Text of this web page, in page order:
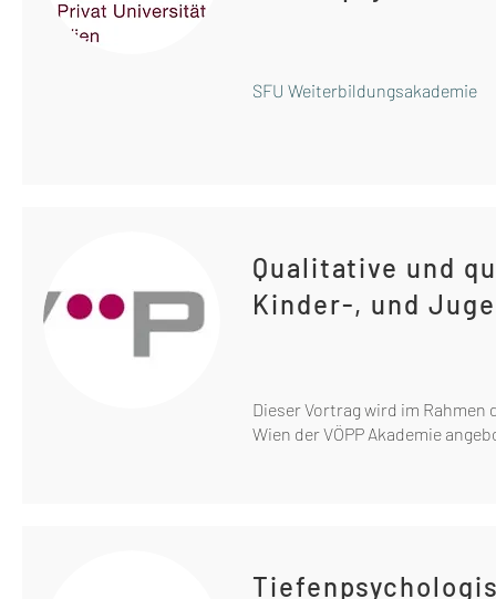
SFU Weiterbildungsakademie
Qualitative und
Kinder-, und
Dieser Vortrag wird im
Wien der VÖPP Akademie